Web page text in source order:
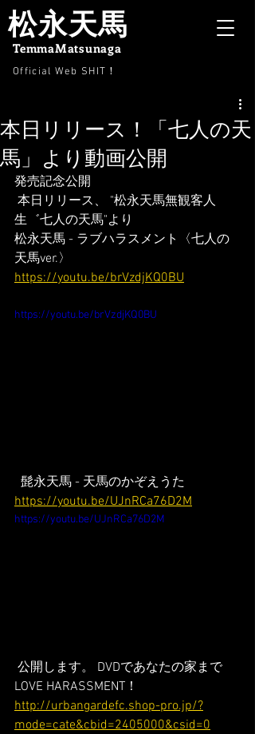
Official Web SHIT ！
松永天馬
TemmaMatsunaga
本日リリース！「七人の天
馬」より動画公開
発売記念公開
生゛七人の天馬"より
松永天馬 - ラブハラスメント〈七人の
天馬ver.〉
https://youtu.be/brVzdjKQ0BU
https://youtu.be/brVzdjKQ0BU
  髭永天馬 - 天馬のかぞえうた
https://youtu.be/UJnRCa76D2M
https://youtu.be/UJnRCa76D2M
LOVE HARASSMENT！
http://urbangardefc.shop-pro.jp/?
mode=cate&cbid=2405000&csid=0